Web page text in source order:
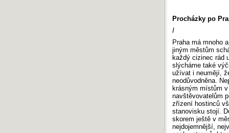
Procházky po
I
Praha má mnoho
jiným městům
každý cizinec rád
slýcháme také
užívat i neumějí,
neodůvodněna.
krásným místům
navštěvovatelům
zřízení hostinců
stanovisku stojí.
skorem ještě v
nejdojemnější,